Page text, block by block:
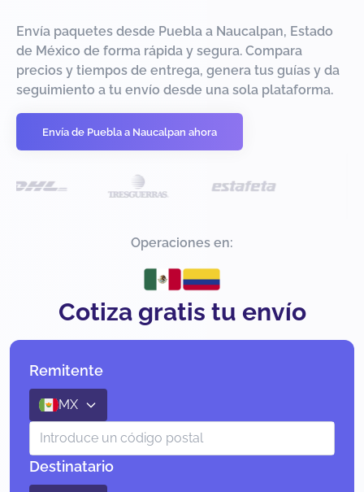
Envía paquetes desde Puebla a Naucalpan, Estado
de México de forma rápida y segura. Compara
precios y tiempos de entrega, genera tus guías y da
seguimiento a tu envío desde una sola plataforma.
Envía de Puebla a Naucalpan ahora
Operaciones en:
Cotiza gratis tu envío
Remitente
MX
Destinatario